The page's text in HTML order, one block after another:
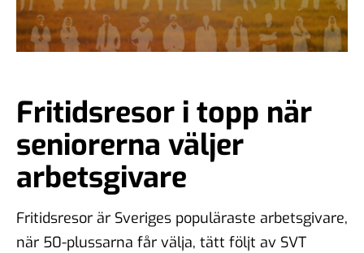
Fritidsresor i topp när
seniorerna väljer
arbetsgivare
Fritidsresor är Sveriges populäraste arbetsgivare,
när 50-plussarna får välja, tätt följt av SVT